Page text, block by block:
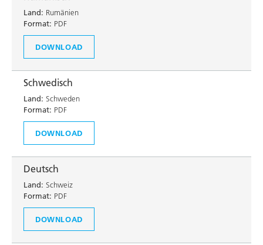
Land: Rumänien
Format: PDF
DOWNLOAD
Schwedisch
Land: Schweden
Format: PDF
DOWNLOAD
Deutsch
Land: Schweiz
Format: PDF
DOWNLOAD